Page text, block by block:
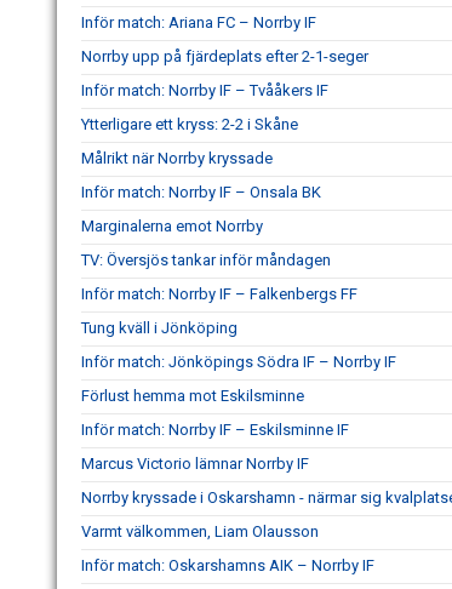
Inför match: Ariana FC – Norrby IF
Norrby upp på fjärdeplats efter 2-1-seger
Inför match: Norrby IF – Tvååkers IF
Ytterligare ett kryss: 2-2 i Skåne
Målrikt när Norrby kryssade
Inför match: Norrby IF – Onsala BK
Marginalerna emot Norrby
TV: Översjös tankar inför måndagen
Inför match: Norrby IF – Falkenbergs FF
Tung kväll i Jönköping
Inför match: Jönköpings Södra IF – Norrby IF
Förlust hemma mot Eskilsminne
Inför match: Norrby IF – Eskilsminne IF
Marcus Victorio lämnar Norrby IF
Norrby kryssade i Oskarshamn - närmar sig
Varmt välkommen, Liam Olausson
Inför match: Oskarshamns AIK – Norrby IF